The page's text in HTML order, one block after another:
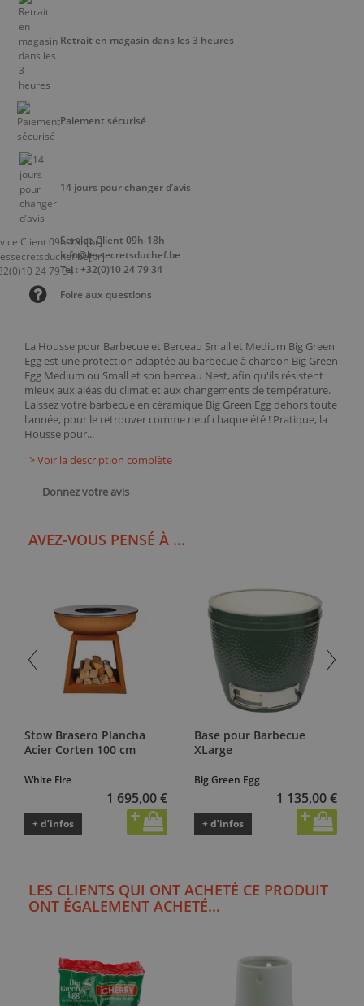
La Housse pour Barbecue et Berceau Small et Medium Big Green
Egg est une protection adaptée au barbecue à charbon Big Green
Egg Medium ou Small et son berceau Nest, afin qu'ils résistent
mieux aux aléas du climat et aux changements de température.
Laissez votre barbecue en céramique Big Green Egg dehors toute
l'année, pour le retrouver comme neuf chaque été ! Pratique, la
Housse pour...
> Voir la description complète
Donnez votre avis
Retrait en magasin dans les 3 heures
Paiement sécurisé
14 jours pour changer d’avis
Service Client 09h-18h
info@lessecretsduchef.be
Tel : +32(0)10 24 79 34
Foire aux questions
AVEZ-VOUS PENSÉ À ...
Stow Brasero Plancha
Acier Corten 100 cm
White Fire
1 695,00 €
+ d’infos
Base pour Barbecue
XLarge
Big Green Egg
1 135,00 €
+ d’infos
LES CLIENTS QUI ONT ACHETÉ CE PRODUIT
ONT ÉGALEMENT ACHETÉ...